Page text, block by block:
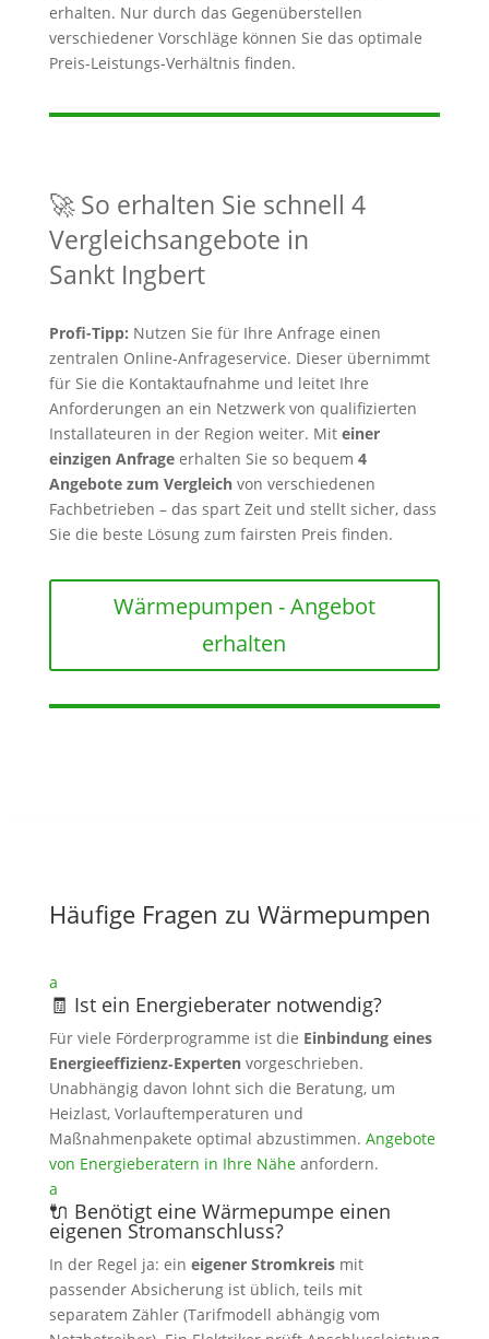
erhalten. Nur durch das Gegenüberstellen
verschiedener Vorschläge können Sie das optimale
Preis-Leistungs-Verhältnis finden.
🚀 So erhalten Sie schnell 4
Vergleichsangebote in
Sankt Ingbert
Profi-Tipp: Nutzen Sie für Ihre Anfrage einen
zentralen Online-Anfrageservice. Dieser übernimmt
für Sie die Kontaktaufnahme und leitet Ihre
Anforderungen an ein Netzwerk von qualifizierten
Installateuren in der Region weiter. Mit einer
einzigen Anfrageerhalten Sie so bequem 4
Angebote zum Vergleichvon verschiedenen
Fachbetrieben – das spart Zeit und stellt sicher, dass
Sie die beste Lösung zum fairsten Preis finden.
Wärmepumpen - Angebot
erhalten
Häufige Fragen zu Wärmepumpen
a
🧾 Ist ein Energieberater notwendig?
Für viele Förderprogramme ist die Einbindung eines
Energieeffizienz‑Expertenvorgeschrieben.
Unabhängig davon lohnt sich die Beratung, um
Heizlast, Vorlauftemperaturen und
Maßnahmenpakete optimal abzustimmen. Angebote
von Energieberatern in Ihre Näheanfordern.
a
🔌 Benötigt eine Wärmepumpe einen
eigenen Stromanschluss?
In der Regel ja: ein eigener Stromkreismit
passender Absicherung ist üblich, teils mit
separatem Zähler (Tarifmodell abhängig vom